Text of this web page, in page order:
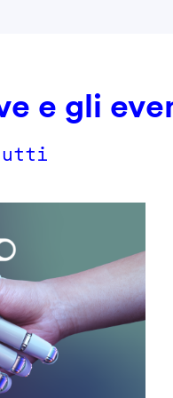
e gli